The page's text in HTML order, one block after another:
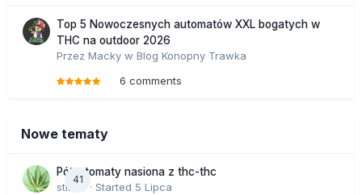
Top 5 Nowoczesnych automatów XXL bogatych w
THC na outdoor 2026
Przez Macky w Blog Konopny Trawka
6 comments
Nowe tematy
41
Półautomaty nasiona z thc-thc
stix33 · Started 5 Lipca